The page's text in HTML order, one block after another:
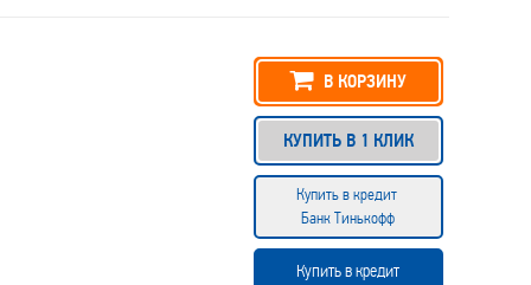
В КОРЗИНУ
КУПИТЬ В 1 КЛИК
Купить в кредит
Банк Тинькофф
Купить в кредит